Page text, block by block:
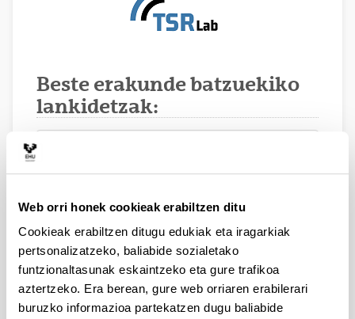
Web orri honek cookieak erabiltzen ditu
Cookieak erabiltzen ditugu edukiak eta iragarkiak
pertsonalizatzeko, baliabide sozialetako
funtzionaltasunak eskaintzeko eta gure trafikoa
aztertzeko. Era berean, gure web orriaren erabilerari
buruzko informazioa partekatzen dugu baliabide
Beste erakunde batzuekiko
lankidetzak:
Telecommunications Research